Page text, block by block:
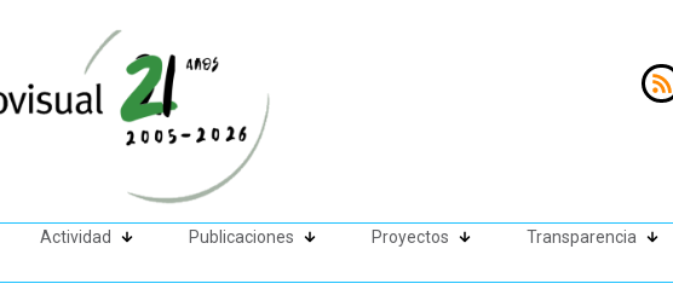
Actividad Publicaciones Proyectos Transparencia